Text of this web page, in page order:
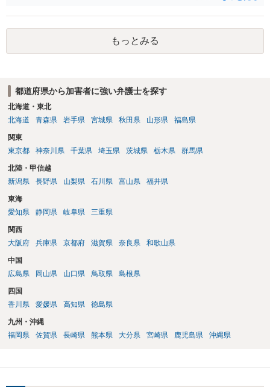
断されれば処罰規定がない状態になると思います。 ②民事的には傷害
部分が否定されますので，暴行行為自体による損害（慰謝料的なもの
になるでしょうか…）だけが対象となってきます。
もっとみる
都道府県から加害者に強い弁護士を探す
北海道・東北
北海道
青森県 岩手県 宮城県 秋田県 山形県 福島県
関東
東京都
神奈川県 千葉県 埼玉県 茨城県 栃木県 群馬県
北陸・甲信越
新潟県
長野県 山梨県 石川県 富山県 福井県
東海
愛知県
静岡県 岐阜県 三重県
関西
大阪府
兵庫県 京都府 滋賀県 奈良県 和歌山県
中国
広島県
岡山県 山口県 鳥取県 島根県
四国
香川県
愛媛県 高知県 徳島県
九州・沖縄
福岡県
佐賀県 長崎県 熊本県 大分県 宮崎県 鹿児島県 沖縄県